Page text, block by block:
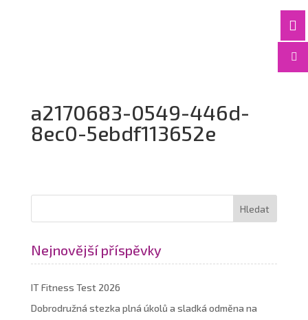


a2170683-0549-446d-
8ec0-5ebdf113652e
Nejnovější příspěvky
IT Fitness Test 2026
Dobrodružná stezka plná úkolů a sladká odměna na